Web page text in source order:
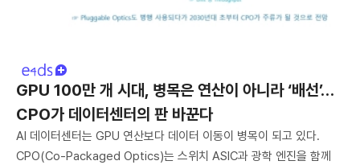
GPU 100만 개 시대, 병목은 연산이 아니라 ‘배선’…
CPO가 데이터센터의 판 바꾼다
AI 데이터센터는 GPU 연산보다 데이터 이동이 병목이 되고 있다.
CPO(Co-Packaged Optics)는 스위치 ASIC과 광학 엔진을 함께